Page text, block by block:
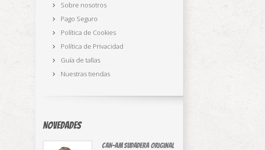
Sobre nosotros
Pago Seguro
Política de Cookies
Política de Privacidad
Guía de tallas
Nuestras tiendas
Novedades
CAN-AM sudadera original